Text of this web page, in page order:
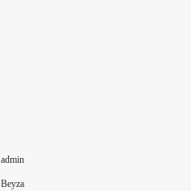
admin
Beyza